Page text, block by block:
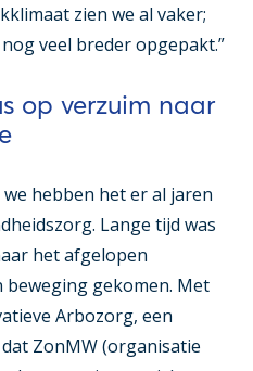
zien we al vaker;
veel breder opgepakt.”
op verzuim naar
hebben het er al jaren
Lange tijd was
het afgelopen
beweging gekomen. Met
Arbozorg, een
ZonMW (organisatie